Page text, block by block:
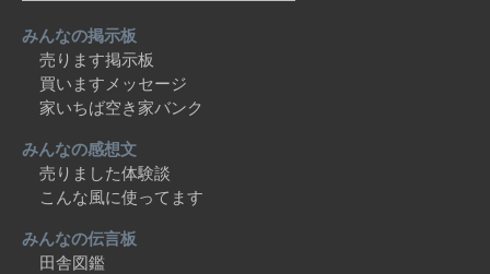
みんなの掲示板
売ります掲示板
買いますメッセージ
家いちば空き家バンク
みんなの感想文
売りました体験談
こんな風に使ってます
みんなの伝言板
田舎図鑑